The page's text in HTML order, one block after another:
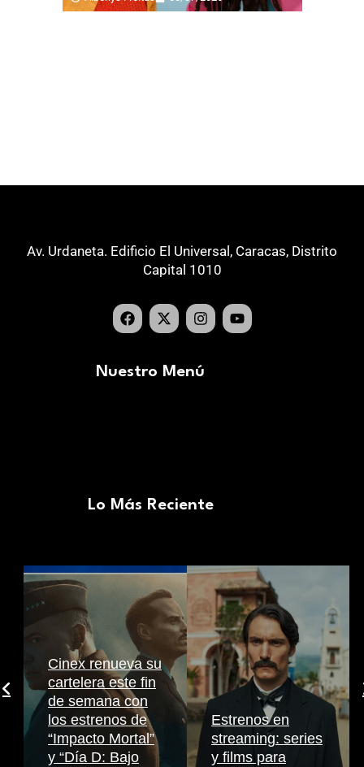
Av. Urdaneta. Edificio El Universal, Caracas, Distrito
Capital 1010
Nuestro Menú
Lo Más Reciente
Cinex renueva su
cartelera este fin
de semana con
los estrenos de
“Impacto Mortal”
y “Día D: Bajo
Estrenos en
streaming: series
y films para